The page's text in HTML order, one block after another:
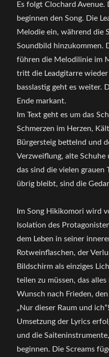
Es folgt Clochard
beginnen den Song. Die
Melodie ein, während die
Soundbild hinzukommen.
führen die Melodilinie im
tritt die Leadgitarre
basslastig geht es weiter.
Ende markant.
Im Text geht es um das
Schmerzen im Herzen,
Bürgersteig bettelnd und
Verzweiflung, alte Schuhe
das sind die vielen grauen
übrig bleibt, sind die
Im Song Hikikomori wird
Isolation des
dem Leben in seiner
Rotweinflaschen, der
Bildschirm als einziges
teilen zu müssen, das
Wunsch nach Frieden,
„Nur dieser Raum und
Umsetzung der Lyrics
und die
beginnen. Die Screams